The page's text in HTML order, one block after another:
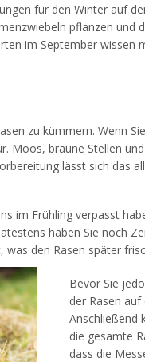
für den Winter auf
pflanzen und
im September wissen
zu kümmern. Wenn
Moos, braune Stellen
lässt sich das
im Frühling verpasst
haben Sie noch
den Rasen später
Bevor Sie
der Rasen
Anschließend
die gesamte
dass die